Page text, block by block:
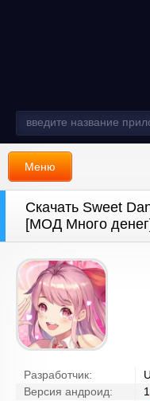
Меню
Скачать Sweet
[МОД Много
Разработчик:
Версия андроид: